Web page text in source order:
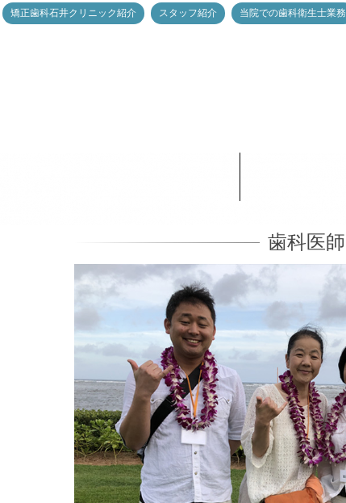
矯正歯科石井クリニック紹介 スタッフ紹介 当院での歯科衛生士業務
歯科医師